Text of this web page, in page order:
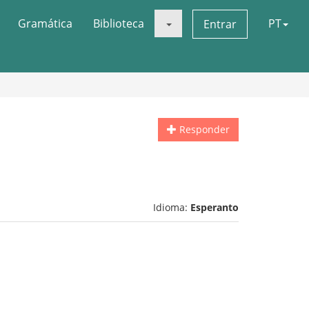
Gramática Biblioteca Entrar PT
Responder
Idioma: Esperanto